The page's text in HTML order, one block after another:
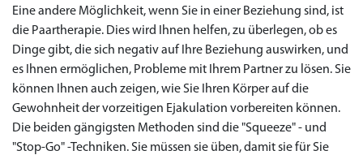
Eine andere Möglichkeit, wenn Sie in einer Beziehung sind, ist
die Paartherapie. Dies wird Ihnen helfen, zu überlegen, ob es
Dinge gibt, die sich negativ auf Ihre Beziehung auswirken, und
es Ihnen ermöglichen, Probleme mit Ihrem Partner zu lösen. Sie
können Ihnen auch zeigen, wie Sie Ihren Körper auf die
Gewohnheit der vorzeitigen Ejakulation vorbereiten können.
Die beiden gängigsten Methoden sind die "Squeeze" - und
"Stop-Go" -Techniken. Sie müssen sie üben, damit sie für Sie